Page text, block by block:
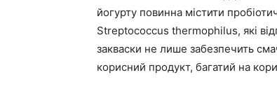
йогурту повинна містити
Streptococcus thermophilus, які
закваски не лише забезпечить
корисний продукт, багатий на